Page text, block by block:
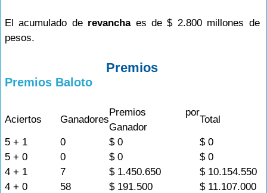
El acumulado de revanchaes de $ 2.800 millones de
pesos.
Premios
Premios Baloto
Aciertos Ganadores
Premios por
Ganador
Total
5 + 1
0 $ 0
$ 0
5 + 0
0 $ 0
$ 0
4 + 1
7 $ 1.450.650
$ 10.154.550
4 + 0
58 $ 191.500
$ 11.107.000